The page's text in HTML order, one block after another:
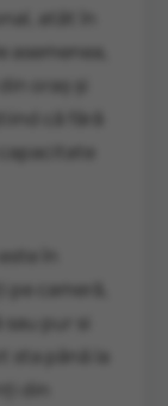
atât în
asemenea,
oraș și
că fără
în
cameră,
pur si
până la
din